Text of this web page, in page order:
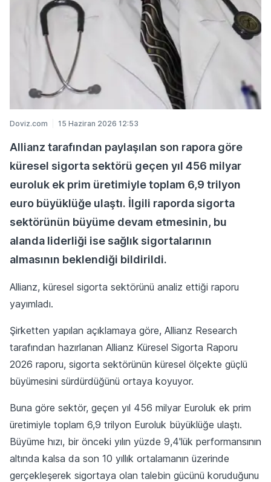
Doviz.com 15 Haziran 2026 12:53
Allianz tarafından paylaşılan son rapora göre
küresel sigorta sektörü geçen yıl 456 milyar
euroluk ek prim üretimiyle toplam 6,9 trilyon
euro büyüklüğe ulaştı. İlgili raporda sigorta
sektörünün büyüme devam etmesinin, bu
alanda liderliği ise sağlık sigortalarının
almasının beklendiği bildirildi.
Allianz, küresel sigorta sektörünü analiz ettiği raporu
yayımladı.
Şirketten yapılan açıklamaya göre, Allianz Research
tarafından hazırlanan Allianz Küresel Sigorta Raporu
2026 raporu, sigorta sektörünün küresel ölçekte güçlü
büyümesini sürdürdüğünü ortaya koyuyor.
Buna göre sektör, geçen yıl 456 milyar Euroluk ek prim
üretimiyle toplam 6,9 trilyon Euroluk büyüklüğe ulaştı.
Büyüme hızı, bir önceki yılın yüzde 9,4'lük performansının
altında kalsa da son 10 yıllık ortalamanın üzerinde
gerçekleşerek sigortaya olan talebin gücünü koruduğunu